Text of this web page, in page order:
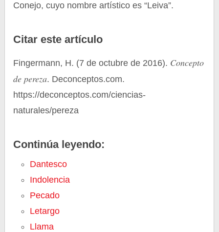
Conejo, cuyo nombre artístico es “Leiva”.
Citar este artículo
Fingermann, H. (7 de octubre de 2016). Concepto
de pereza. Deconceptos.com.
https://deconceptos.com/ciencias-
naturales/pereza
Continúa leyendo:
Dantesco
Indolencia
Pecado
Letargo
Llama